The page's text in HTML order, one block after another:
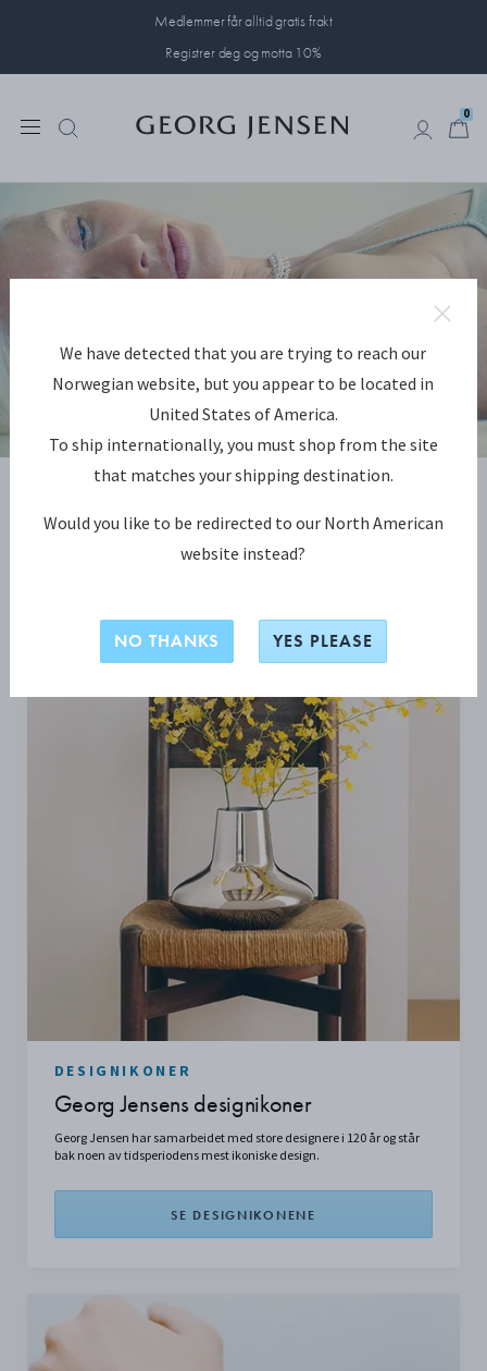
Medlemmer får alltid gratis frakt
Registrer deg og motta 10%
0
UTFORSK WEFT
BLI INSPIRERT
DESIGNIKONER
Georg Jensens designikoner
Georg Jensen har samarbeidet med store designere i 120 år og står
bak noen av tidsperiodens mest ikoniske design.
SE DESIGNIKONENE
We have detected that you are trying to reach our
Norwegian website, but you appear to be located in
United States of America.
To ship internationally, you must shop from the site
that matches your shipping destination.
Would you like to be redirected to our North American
website instead?
NO THANKS YES PLEASE